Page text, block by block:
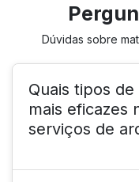
Dúvidas sobre
Quais tipos
mais eficazes
serviços de